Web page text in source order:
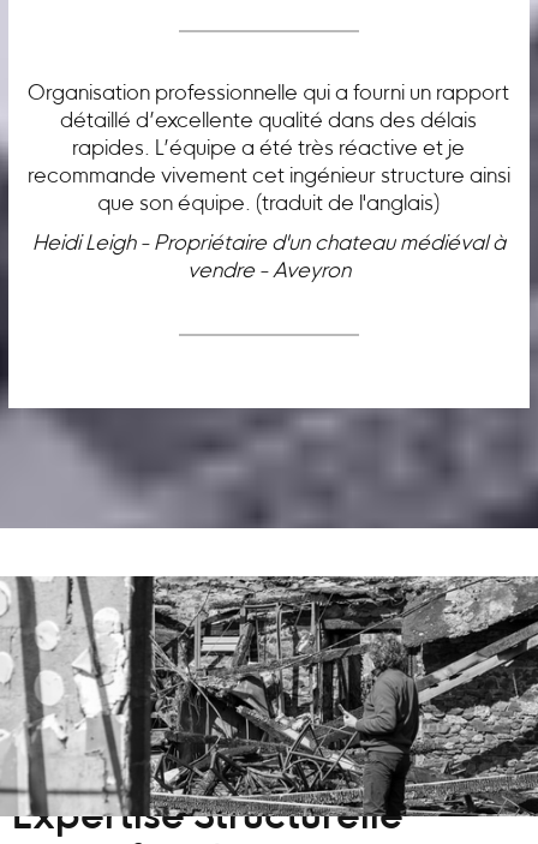
Organisation professionnelle qui a fourni un rapport
détaillé d’excellente qualité dans des délais
rapides. L’équipe a été très réactive et je
recommande vivement cet ingénieur structure ainsi
que son équipe. (traduit de l'anglais)
Heidi Leigh - Propriétaire d'un chateau médiéval à
vendre - Aveyron
Expertise Structurelle